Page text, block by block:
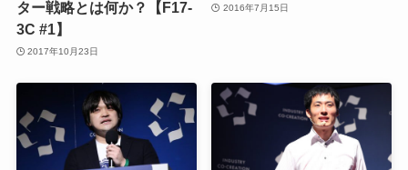
ター戦略とは何か？【F17-
3C #1】
2017年10月23日
2016年7月15日